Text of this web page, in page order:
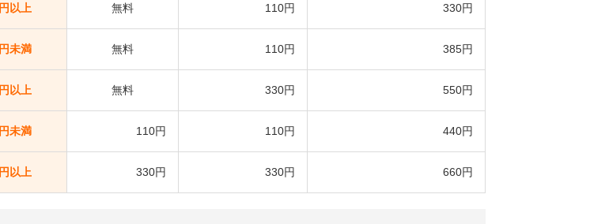
以上 無料 110円 330円
未満 無料 110円 385円
以上 無料 330円 550円
未満 110円 110円 440円
以上 330円 330円 660円